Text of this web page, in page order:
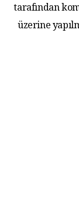
tarafından
üzerine